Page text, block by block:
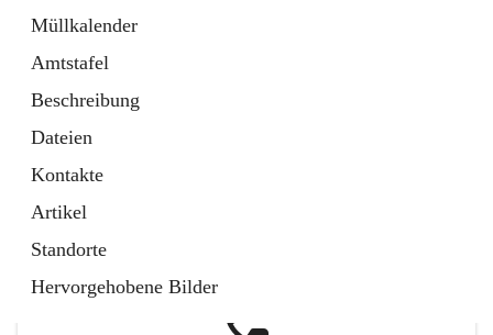
Müllkalender
Amtstafel
Beschreibung
Dateien
Kontakte
Artikel
Standorte
Hervorgehobene Bilder